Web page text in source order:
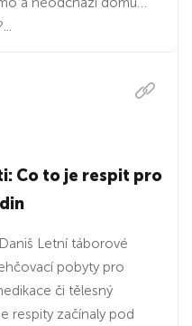
Co to je respit pro
Letní táborové
pobyty pro
či tělesný
respity začínaly pod